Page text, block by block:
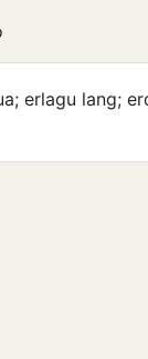
erlagu lang;